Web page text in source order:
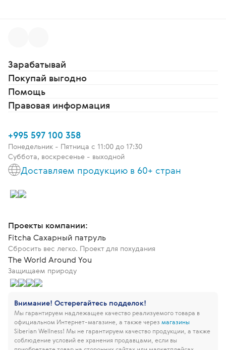
Зарабатывай
Покупай выгодно
Помощь
Правовая информация
+995 597 100 358
Понедельник - Пятница c 11:00 до 17:30
Суббота, воскресенье - выходной
Доставляем продукцию в 60+ стран
Проекты компании:
Fitcha Сахарный патруль
Сбросить вес легко. Проект для похудания
The World Around You
Защищаем природу
Внимание! Остерегайтесь подделок!
Мы гарантируем надлежащее качество реализуемого товара в
официальном Интернет-магазине, а также через магазины
Siberian Wellness! Мы не гарантируем качество продукции, а также
соблюдение условий ее хранения продавцами, если вы